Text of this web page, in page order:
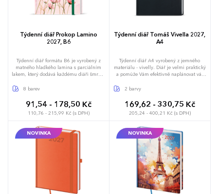
Týdenní diář Prokop Lamino
2027, B6
Týdenní diář formátu B6 je vyrobený z
matného hladkého lamina s parciálním
lakem, který dodává každému diáři šmrnc.
si budete moci efektivněji plánovat váš
pohodlně vejde do každé tašky či kabelky.
8 barev
91,54 - 178,50 Kč
110,76 - 215,99 Kč (s DPH)
Týdenní diář Tomáš Vivella 2027,
A4
Týdenní diář A4 vyrobený z jemného
materiálu - vivelly. Diář je velmi praktický
a pomůže Vám efektivně naplánovat váš
2 barvy
169,62 - 330,75 Kč
205,24 - 400,21 Kč (s DPH)
NOVINKA NOVINKA